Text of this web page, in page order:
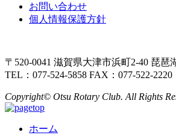
お問い合わせ
個人情報保護方針
〒520-0041 滋賀県大津市浜町2-40 琵琶
TEL：077-524-5858 FAX：077-522-2220
Copyright© Otsu Rotary Club. All Rights
ホーム